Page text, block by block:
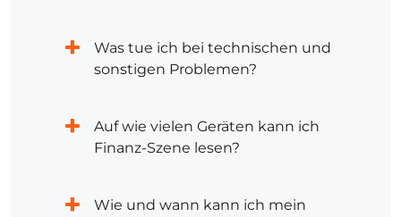
Was tue ich bei technischen und
sonstigen Problemen?
Auf wie vielen Geräten kann ich
Finanz-Szene lesen?
Wie und wann kann ich mein